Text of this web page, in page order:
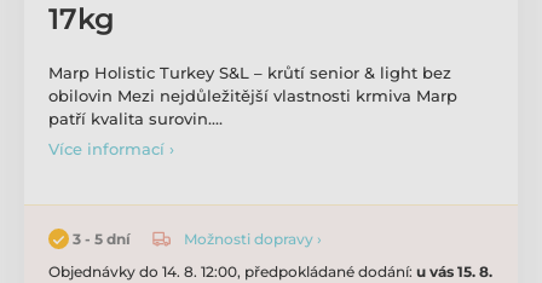
17kg
Marp Holistic Turkey S&L – krůtí senior & light bez
obilovin Mezi nejdůležitější vlastnosti krmiva Marp
patří kvalita surovin.…
Více informací ›
3 - 5 dní
Možnosti dopravy ›
Objednávky do 14. 8. 12:00, předpokládané dodání: u vás 15. 8.